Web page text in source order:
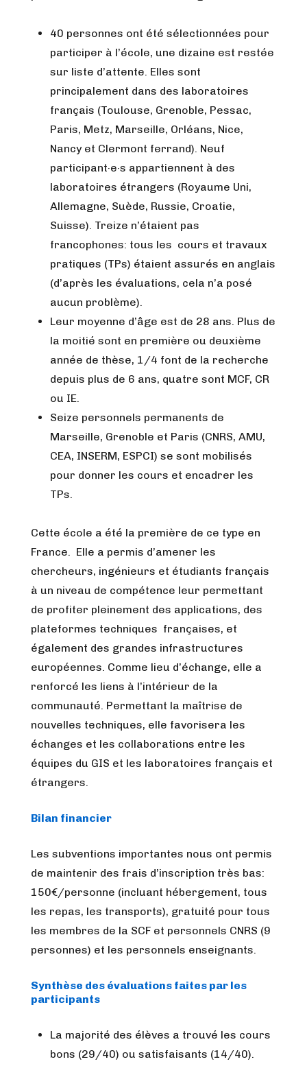
40 personnes ont été sélectionnées pour
participer à l’école, une dizaine est restée
sur liste d’attente. Elles sont
principalement dans des laboratoires
français (Toulouse, Grenoble, Pessac,
Paris, Metz, Marseille, Orléans, Nice,
Nancy et Clermont ferrand). Neuf
participant·e·s appartiennent à des
laboratoires étrangers (Royaume Uni,
Allemagne, Suède, Russie, Croatie,
Suisse). Treize n’étaient pas
francophones: tous les cours et travaux
pratiques (TPs) étaient assurés en anglais
(d’après les évaluations, cela n’a posé
aucun problème).
Leur moyenne d’âge est de 28 ans. Plus de
la moitié sont en première ou deuxième
année de thèse, 1/4 font de la recherche
depuis plus de 6 ans, quatre sont MCF, CR
ou IE.
Seize personnels permanents de
Marseille, Grenoble et Paris (CNRS, AMU,
CEA, INSERM, ESPCI) se sont mobilisés
pour donner les cours et encadrer les
TPs.
Cette école a été la première de ce type en
France. Elle a permis d’amener les
chercheurs, ingénieurs et étudiants français
à un niveau de compétence leur permettant
de profiter pleinement des applications, des
plateformes techniques françaises, et
également des grandes infrastructures
européennes. Comme lieu d’échange, elle a
renforcé les liens à l’intérieur de la
communauté. Permettant la maîtrise de
nouvelles techniques, elle favorisera les
échanges et les collaborations entre les
équipes du GIS et les laboratoires français et
étrangers.
Bilan financier
Les subventions importantes nous ont permis
de maintenir des frais d’inscription très bas:
150€/personne (incluant hébergement, tous
les repas, les transports), gratuité pour tous
les membres de la SCF et personnels CNRS (9
personnes) et les personnels enseignants.
Synthèse des évaluations faites par les
participants
La majorité des élèves a trouvé les cours
bons (29/40) ou satisfaisants (14/40).